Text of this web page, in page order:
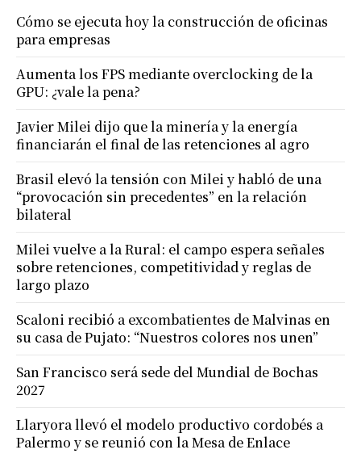
Cómo se ejecuta hoy la construcción de oficinas
para empresas
Aumenta los FPS mediante overclocking de la
GPU: ¿vale la pena?
Javier Milei dijo que la minería y la energía
financiarán el final de las retenciones al agro
Brasil elevó la tensión con Milei y habló de una
“provocación sin precedentes” en la relación
bilateral
Milei vuelve a la Rural: el campo espera señales
sobre retenciones, competitividad y reglas de
largo plazo
Scaloni recibió a excombatientes de Malvinas en
su casa de Pujato: “Nuestros colores nos unen”
San Francisco será sede del Mundial de Bochas
2027
Llaryora llevó el modelo productivo cordobés a
Palermo y se reunió con la Mesa de Enlace